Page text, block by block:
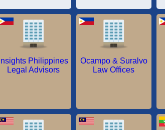
Insights Philippines
Legal Advisors
Ocampo & Suralvo
Law Offices